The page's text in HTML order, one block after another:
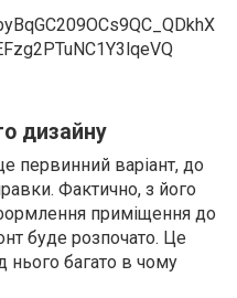
дизайну
первинний варіант, до
Фактично, з його
приміщення до
буде розпочато. Це
нього багато в чому